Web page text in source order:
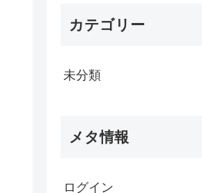
カテゴリー
未分類
メタ情報
ログイン